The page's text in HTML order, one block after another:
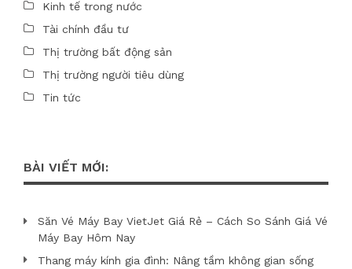
Kinh tế trong nước
Tài chính đầu tư
Thị trường bất động sản
Thị trường người tiêu dùng
Tin tức
BÀI VIẾT MỚI:
Săn Vé Máy Bay VietJet Giá Rẻ – Cách So Sánh Giá Vé
Máy Bay Hôm Nay
Thang máy kính gia đình: Nâng tầm không gian sống